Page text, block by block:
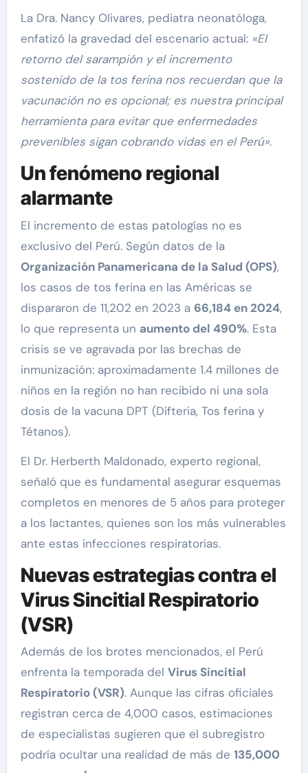
La Dra. Nancy Olivares, pediatra neonatóloga,
enfatizó la gravedad del escenario actual: «El
retorno del sarampión y el incremento
sostenido de la tos ferina nos recuerdan que la
vacunación no es opcional; es nuestra principal
herramienta para evitar que enfermedades
prevenibles sigan cobrando vidas en el Perú».
Un fenómeno regional
alarmante
El incremento de estas patologías no es
exclusivo del Perú. Según datos de la
Organización Panamericana de la Salud (OPS),
los casos de tos ferina en las Américas se
dispararon de 11,202 en 2023 a 66,184 en 2024,
lo que representa un aumento del 490%. Esta
crisis se ve agravada por las brechas de
inmunización: aproximadamente 1.4 millones de
niños en la región no han recibido ni una sola
dosis de la vacuna DPT (Difteria, Tos ferina y
Tétanos).
El Dr. Herberth Maldonado, experto regional,
señaló que es fundamental asegurar esquemas
completos en menores de 5 años para proteger
a los lactantes, quienes son los más vulnerables
ante estas infecciones respiratorias.
Nuevas estrategias contra el
Virus Sincitial Respiratorio
(VSR)
Además de los brotes mencionados, el Perú
enfrenta la temporada del Virus Sincitial
Respiratorio (VSR). Aunque las cifras oficiales
registran cerca de 4,000 casos, estimaciones
de especialistas sugieren que el subregistro
podría ocultar una realidad de más de 135,000